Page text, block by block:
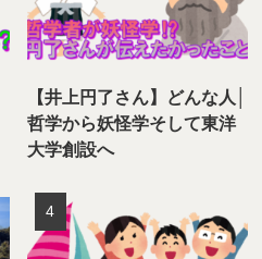
【井上円了さん】どんな人│
哲学から妖怪学そして東洋
大学創設へ